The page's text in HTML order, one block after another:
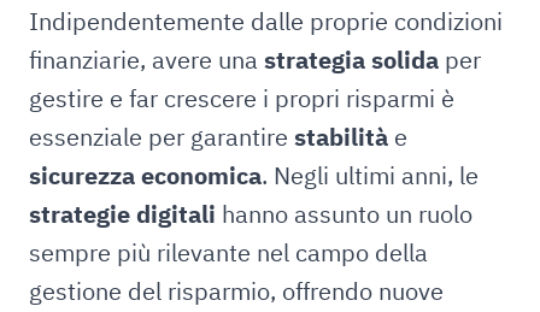
Indipendentemente dalle proprie condizioni
finanziarie, avere una strategia solida per
gestire e far crescere i propri risparmi è
essenziale per garantire stabilità e
sicurezza economica. Negli ultimi anni, le
strategie digitali hanno assunto un ruolo
sempre più rilevante nel campo della
gestione del risparmio, offrendo nuove